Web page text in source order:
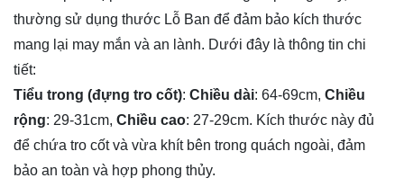
thường sử dụng thước Lỗ Ban để đảm bảo kích thước
mang lại may mắn và an lành. Dưới đây là thông tin chi
tiết:
Tiểu trong (đựng tro cốt): Chiều dài: 64-69cm, Chiều
rộng: 29-31cm, Chiều cao: 27-29cm. Kích thước này đủ
để chứa tro cốt và vừa khít bên trong quách ngoài, đảm
bảo an toàn và hợp phong thủy.